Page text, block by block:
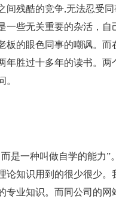
间残酷的竞争,无法忍受
一些无关重要的杂活，
板的眼色同事的嘲讽。
年胜过十多年的读书。
是一种叫做自学的能力
论知识用到的很少很少
专业知识。而同公司的